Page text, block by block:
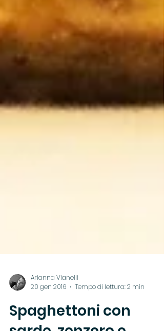
Arianna Vianelli
20 gen 2016
Tempo di lettura: 2 min